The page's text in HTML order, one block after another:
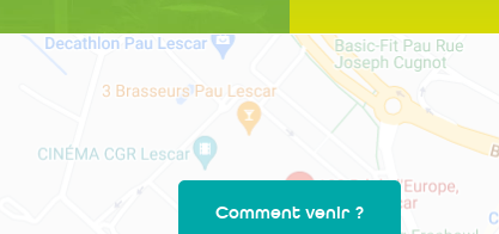
Comment venir ?